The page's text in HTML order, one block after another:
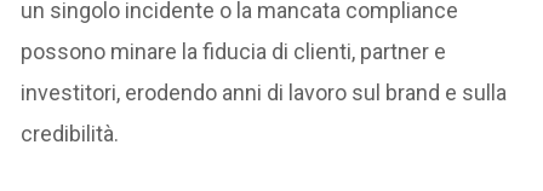
un singolo incidente o la mancata compliance
possono minare la fiducia di clienti, partner e
investitori, erodendo anni di lavoro sul brand e sulla
credibilità.